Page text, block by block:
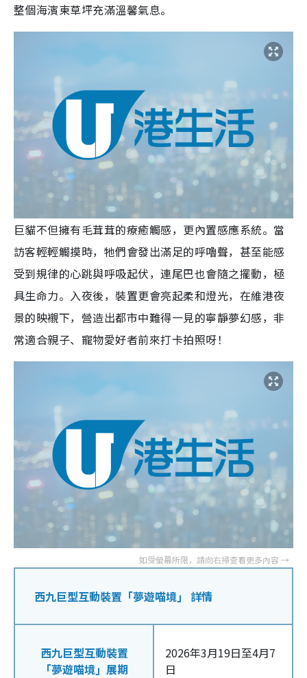
整個海濱東草坪充滿溫馨氣息。
巨貓不但擁有毛茸茸的療癒觸感，更內置感應系統。當
訪客輕輕觸摸時，牠們會發出滿足的呼嚕聲，甚至能感
受到規律的心跳與呼吸起伏，連尾巴也會隨之擺動，極
具生命力。入夜後，裝置更會亮起柔和燈光，在維港夜
景的映襯下，營造出都市中難得一見的寧靜夢幻感，非
常適合親子、寵物愛好者前來打卡拍照呀！
西九巨型互動裝置「夢遊喵境」 詳情
西九巨型互動裝置
「夢遊喵境」展期
2026年3月19日至4月7
日